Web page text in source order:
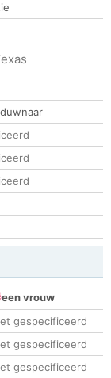
een vrouw
gespecificeerd
gespecificeerd
gespecificeerd